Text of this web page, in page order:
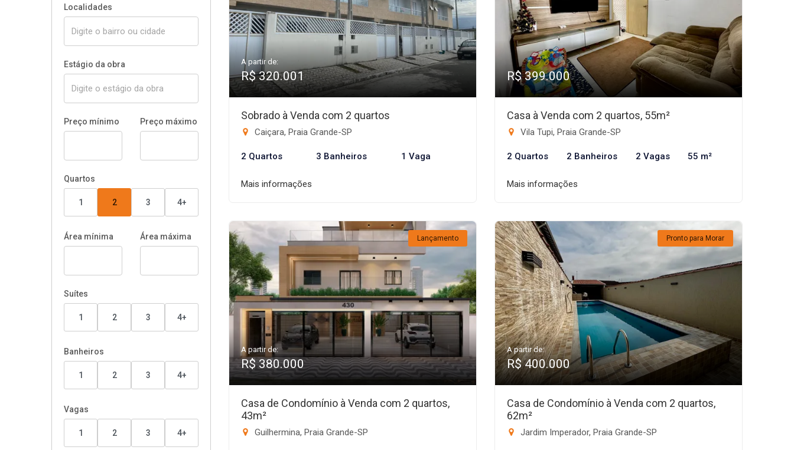
Localidades
Estágio da obra
Preço mínimo Preço máximo
Quartos
1 2 3 4+
Área mínima Área máxima
Suítes
1 2 3 4+
Banheiros
1 2 3 4+
Vagas
1 2 3 4+
A partir de:
R$ 320.001
Sobrado à Venda com 2 quartos
Caiçara, Praia Grande-SP
2 Quartos 3 Banheiros 1 Vaga
Mais informações
R$ 399.000
Casa à Venda com 2 quartos, 55m²
Vila Tupi, Praia Grande-SP
2 Quartos 2 Banheiros 2 Vagas 55 m²
Mais informações
Lançamento
A partir de:
R$ 380.000
Casa de Condomínio à Venda com 2 quartos,
43m²
Guilhermina, Praia Grande-SP
Pronto para Morar
A partir de:
R$ 400.000
Casa de Condomínio à Venda com 2 quartos,
62m²
Jardim Imperador, Praia Grande-SP